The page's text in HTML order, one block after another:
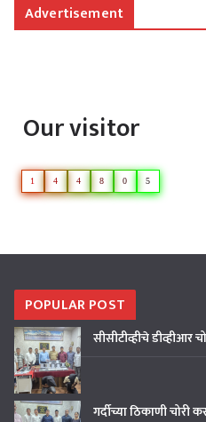
Advertisement
Our visitor
1 4 4 8 0 5
POPULAR POST
सीसीटीव्हीचे डीव्हीआर
गर्दीच्या ठिकाणी चोरी